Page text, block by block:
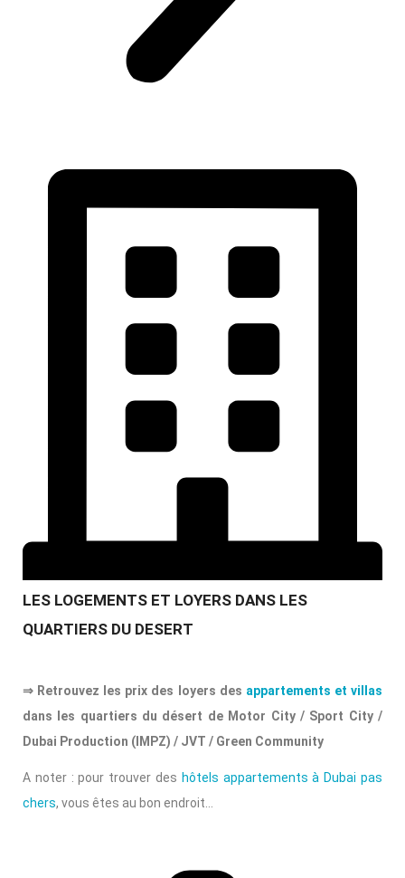
LES LOGEMENTS ET LOYERS DANS LES
QUARTIERS DU DESERT
⇒ Retrouvez les prix des loyers des appartements et villas
dans les quartiers du désert de Motor City / Sport City /
Dubai Production (IMPZ) / JVT / Green Community
A noter : pour trouver des hôtels appartements à Dubai pas
chers, vous êtes au bon endroit…